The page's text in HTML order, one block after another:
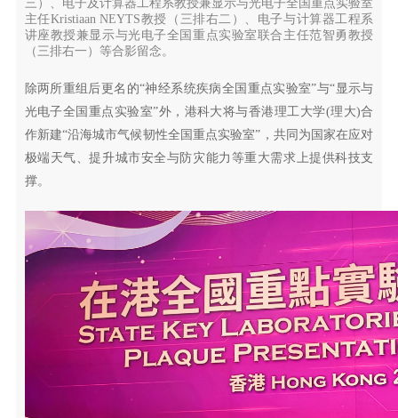
三）、电子及计算器工程系教授兼显示与光电子全国重点实验室
主任Kristiaan NEYTS教授（三排右二）、电子与计算器工程系
讲座教授兼显示与光电子全国重点实验室联合主任范智勇教授
（三排右一）等合影留念。
除两所重组后更名的“神经系统疾病全国重点实验室”与“显示与
光电子全国重点实验室”外，港科大将与香港理工大学(理大)合
作新建“沿海城市气候韧性全国重点实验室”，共同为国家在应对
极端天气、提升城市安全与防灾能力等重大需求上提供科技支
撑。